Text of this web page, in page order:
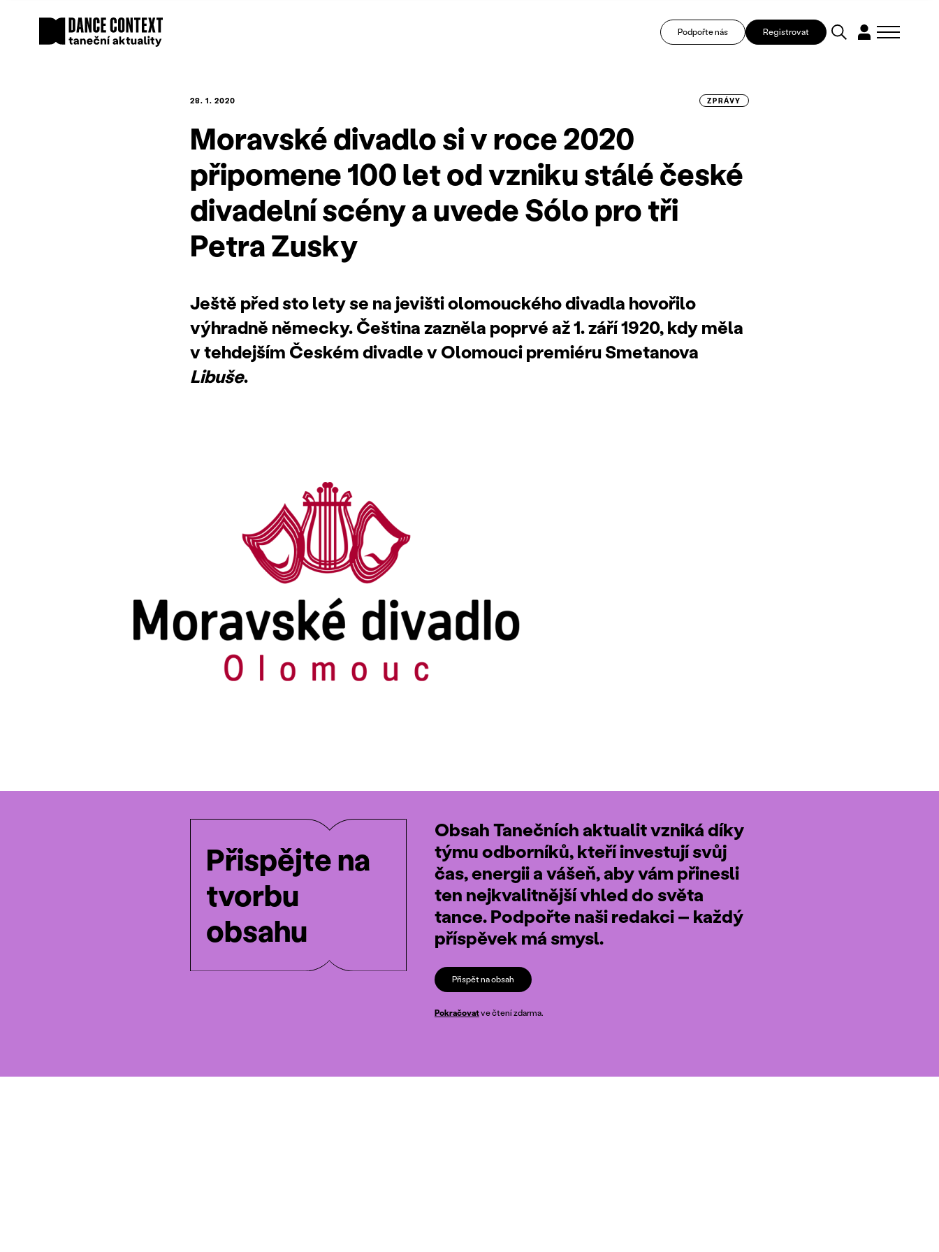
Podpořte nás Registrovat
28. 1. 2020 ZPRÁVY
Moravské divadlo si v roce 2020
připomene 100 let od vzniku stálé české
divadelní scény a uvede Sólo pro tři
Petra Zusky
Ještě před sto lety se na jevišti olomouckého divadla hovořilo
výhradně německy. Čeština zazněla poprvé až 1. září 1920, kdy měla
v tehdejším Českém divadle v Olomouci premiéru Smetanova
Libuše.
Přispějte na
tvorbu
obsahu
Obsah Tanečních aktualit vzniká díky
týmu odborníků, kteří investují svůj
čas, energii a vášeň, aby vám přinesli
ten nejkvalitnější vhled do světa
tance. Podpořte naši redakci – každý
příspěvek má smysl.
Přispět na obsah
Pokračovatve čtení zdarma.